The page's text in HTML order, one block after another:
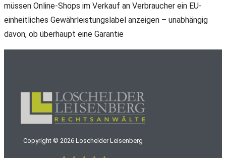
müssen Online-Shops im Verkauf an Verbraucher ein EU-
einheitliches Gewährleistungslabel anzeigen – unabhängig
davon, ob überhaupt eine Garantie
Copyright © 2026 Loschelder Leisenberg